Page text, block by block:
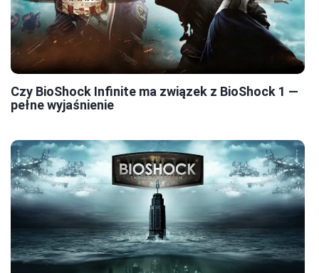
Czy BioShock Infinite ma związek z BioShock 1 —
pełne wyjaśnienie